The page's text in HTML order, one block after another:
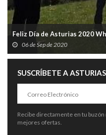
Feliz Día de Asturias 2020
06 de Sep de 2020
SUSCRÍBETE A
Recibe directamente en tu
mejores ofertas.